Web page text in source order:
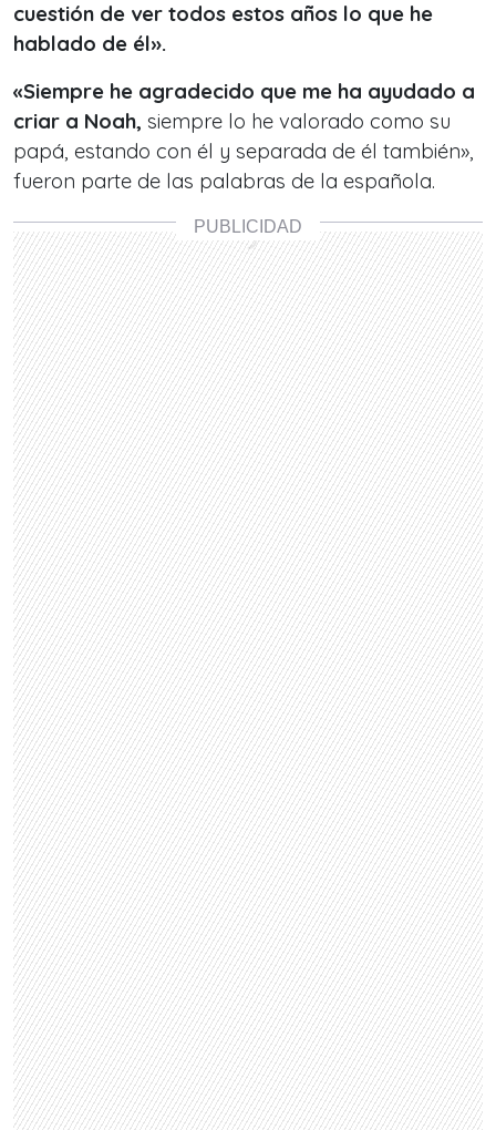
cuestión de ver todos estos años lo que he
hablado de él».
«Siempre he agradecido que me ha ayudado a
criar a Noah, siempre lo he valorado como su
papá, estando con él y separada de él también»,
fueron parte de las palabras de la española.